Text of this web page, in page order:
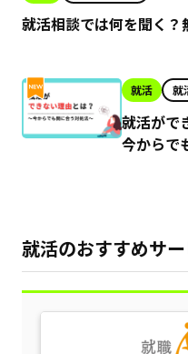
就活相談では何を聞く
就活 就
就活がで
今からで
就活のおすすめサ